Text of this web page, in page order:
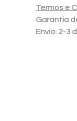
Termos e
Garantia
Envio: 2-3